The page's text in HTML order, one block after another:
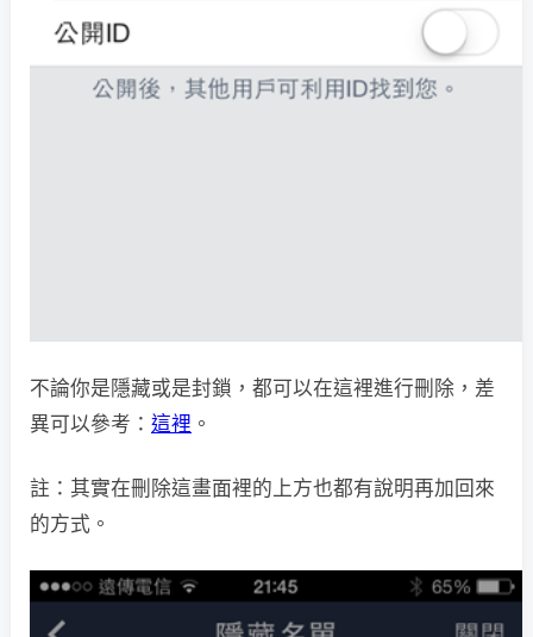
不論你是隱藏或是封鎖，都可以在這裡進行刪除，差
異可以參考： 這裡 。
註：其實在刪除這畫面裡的上方也都有說明再加回來
的方式。